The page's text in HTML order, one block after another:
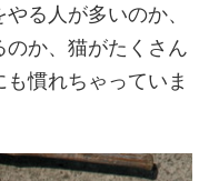
る人が多いのか、
か、猫がたくさん
慣れちゃっていま